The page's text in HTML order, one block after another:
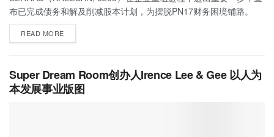
布已完成债务和解及削减股本计划，为摆脱PN17财务困境铺路。
READ MORE
Super Dream Room创办人Irence Lee & Gee 以人为
本发展事业版图